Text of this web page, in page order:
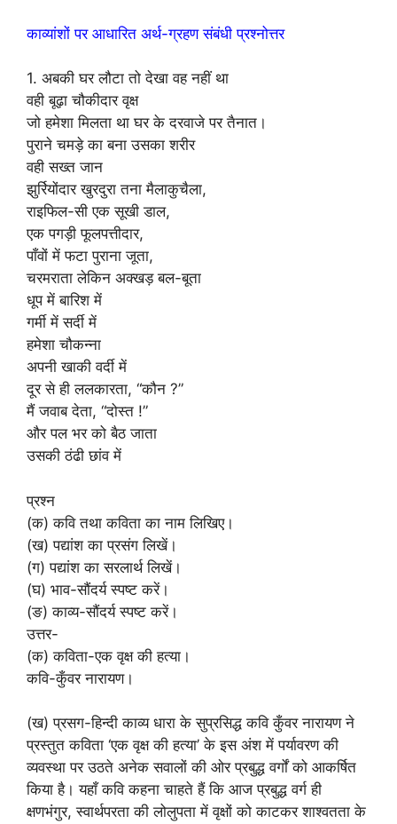
काव्यांशों पर आधारित अर्थ-ग्रहण संबंधी प्रश्नोत्तर
1. अबकी घर लौटा तो देखा वह नहीं था
वही बूढ़ा चौकीदार वृक्ष
जो हमेशा मिलता था घर के दरवाजे पर तैनात।
पुराने चमड़े का बना उसका शरीर
वही सख्त जान
झुर्रियोंदार खुरदुरा तना मैलाकुचैला,
राइफिल-सी एक सूखी डाल,
एक पगड़ी फूलपत्तीदार,
पाँवों में फटा पुराना जूता,
चरमराता लेकिन अक्खड़ बल-बूता
धूप में बारिश में
गर्मी में सर्दी में
हमेशा चौकन्ना
अपनी खाकी वर्दी में
दूर से ही ललकारता, “कौन ?”
मैं जवाब देता, “दोस्त !”
और पल भर को बैठ जाता
उसकी ठंढी छांव में
प्रश्न
(क) कवि तथा कविता का नाम लिखिए।
(ख) पद्यांश का प्रसंग लिखें।
(ग) पद्यांश का सरलार्थ लिखें।
(घ) भाव-सौंदर्य स्पष्ट करें।
(ङ) काव्य-सौंदर्य स्पष्ट करें।
उत्तर-
(क) कविता-एक वृक्ष की हत्या।
कवि-कुँवर नारायण।
(ख) प्रसग-हिन्दी काव्य धारा के सुप्रसिद्ध कवि कुँवर नारायण ने
प्रस्तुत कविता ‘एक वृक्ष की हत्या’ के इस अंश में पर्यावरण की
व्यवस्था पर उठते अनेक सवालों की ओर प्रबुद्ध वर्गों को आकर्षित
किया है। यहाँ कवि कहना चाहते हैं कि आज प्रबुद्ध वर्ग ही
क्षणभंगुर, स्वार्थपरता की लोलुपता में वृक्षों को काटकर शाश्वतता के